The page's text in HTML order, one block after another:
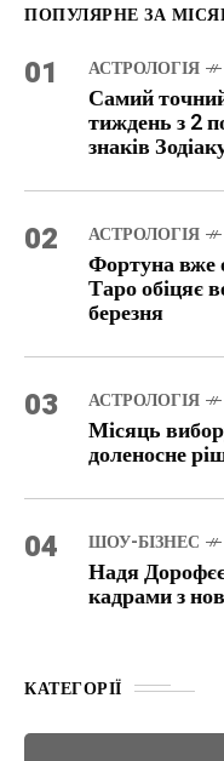
ПОПУЛЯРНЕ ЗА
01 АСТРОЛОГІЯ
Самий
тиждень з 2
знаків
02 АСТРОЛОГІЯ
Фортуна вже
Таро обіцяє
березня
03 АСТРОЛОГІЯ
Місяць
доленосне
04 ШОУ-БІЗНЕС
Надя
кадрами з
КАТЕГОРІЇ